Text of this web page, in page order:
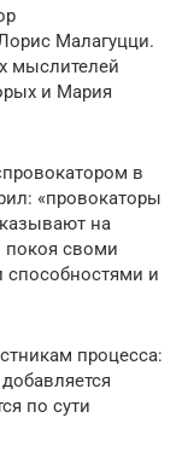
Малагуцци.
мыслителей
и Мария
в
«провокаторы
на
покоя своми
и
процесса:
по сути